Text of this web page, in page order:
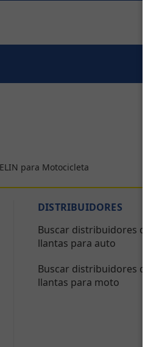
para Motocicleta
DISTRIBUIDORES
Buscar distribuidores de
llantas para auto
Buscar distribuidores de
llantas para moto